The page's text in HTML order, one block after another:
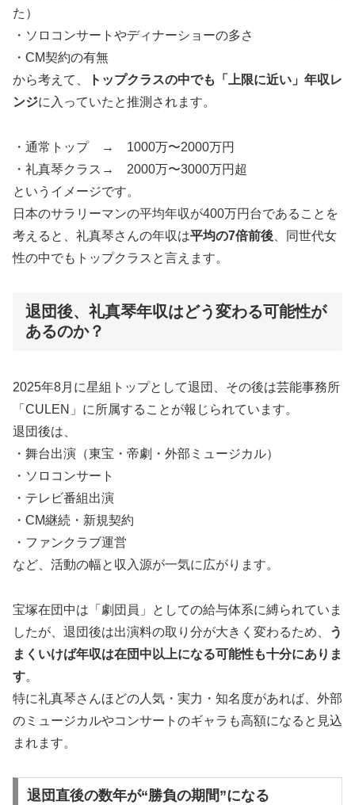
た）
・ソロコンサートやディナーショーの多さ
・CM契約の有無
から考えて、
トップクラスの中でも「上限に近い」年収レ
ンジに入っていたと推測されます。
・通常トップ → 1000万〜2000万円
・礼真琴クラス→ 2000万〜3000万円超
というイメージです。
日本のサラリーマンの平均年収が400万円台であることを
考えると、礼真琴さんの年収は平均の7倍前後 、同世代女
性の中でもトップクラスと言えます。
退団後、礼真琴年収はどう変わる可能性が
あるのか？
2025年8月に星組トップとして退団、その後は芸能事務所
「CULEN」に所属することが報じられています。
退団後は、
・舞台出演（東宝・帝劇・外部ミュージカル）
・ソロコンサート
・テレビ番組出演
・CM継続・新規契約
・ファンクラブ運営
など、活動の幅と収入源が一気に広がります。
宝塚在団中は「劇団員」としての給与体系に縛られていま
したが、退団後は出演料の取り分が大きく変わるため、
う
まくいけば年収は在団中以上になる可能性も十分にありま
す。
特に礼真琴さんほどの人気・実力・知名度があれば、外部
のミュージカルやコンサートのギャラも高額になると見込
まれます。
退団直後の数年が“勝負の期間”になる